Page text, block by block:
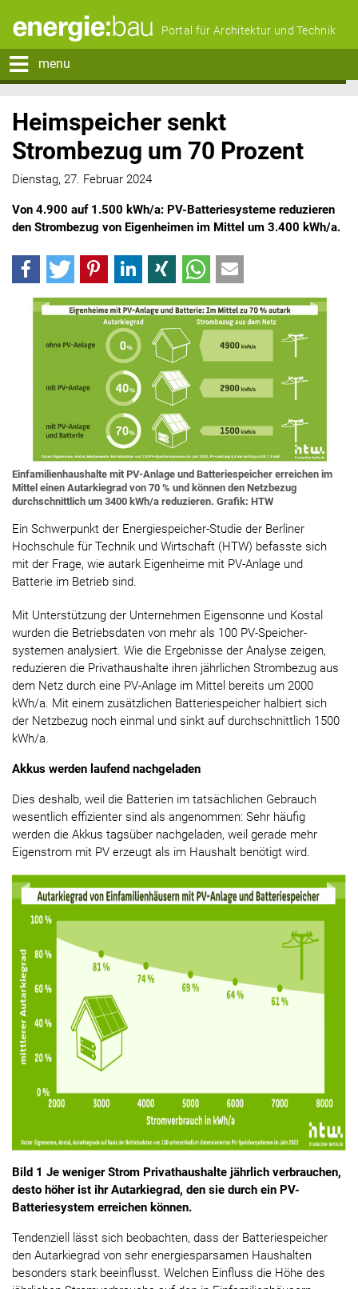
Portal für Architektur und Technik
menu
Heimspeicher senkt
Strombezug um 70 Prozent
Dienstag, 27. Februar 2024
Von 4.900 auf 1.500 kWh/a: PV-Batteriesysteme reduzieren
den Strombezug von Eigenheimen im Mittel um 3.400 kWh/a.
Einfamilienhaushalte mit PV-Anlage und Batteriespeicher erreichen im
Mittel einen Autarkiegrad von 70 % und können den Netzbezug
durchschnittlich um 3400 kWh/a reduzieren. Grafik: HTW
Ein Schwerpunkt der Energiespeicher-Studie der Berliner
Hochschule für Technik und Wirtschaft (HTW) befasste sich
mit der Frage, wie autark Eigenheime mit PV-Anlage und
Batterie im Betrieb sind.
Mit Unterstützung der Unternehmen Eigensonne und Kostal
wurden die Betriebsdaten von mehr als 100 PV-Speicher­
systemen analysiert. Wie die Ergebnisse der Analyse zeigen,
reduzieren die Privathaushalte ihren jährlichen Strombezug aus
dem Netz durch eine PV-Anlage im Mittel bereits um 2000
kWh/a. Mit einem zusätzlichen Batteriespeicher halbiert sich
der Netzbezug noch einmal und sinkt auf durchschnittlich 1500
kWh/a.
Akkus werden laufend nachgeladen
Dies deshalb, weil die Batterien im tatsächlichen Gebrauch
wesentlich effizienter sind als angenommen: Sehr häufig
werden die Akkus tagsüber nachgeladen, weil gerade mehr
Eigenstrom mit PV erzeugt als im Haushalt benötigt wird.
Bild 1 Je weniger Strom Privathaushalte jährlich verbrauchen,
desto höher ist ihr Autarkiegrad, den sie durch ein PV-
Batteriesystem erreichen können.
Tendenziell lässt sich beobachten, dass der Batterie­speicher
den Autarkie­grad von sehr energie­sparsamen Haus­halten
besonders stark beeinflusst. Welchen Einfluss die Höhe des